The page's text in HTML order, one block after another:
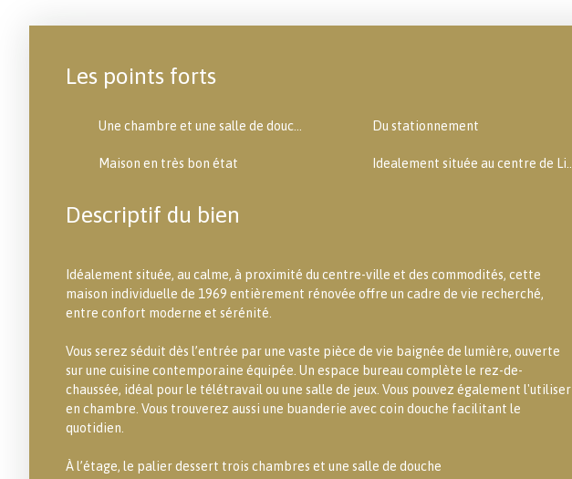
Les points forts
Du stationnement
Maison en très bon état
Descriptif du bien
Idéalement située, au calme, à proximité du centre-ville et des commodités, cette
maison individuelle de 1969 entièrement rénovée offre un cadre de vie recherché,
entre confort moderne et sérénité.
Vous serez séduit dès l’entrée par une vaste pièce de vie baignée de lumière, ouverte
sur une cuisine contemporaine équipée. Un espace bureau complète le rez-de-
chaussée, idéal pour le télétravail ou une salle de jeux. Vous pouvez également l'utiliser
en chambre. Vous trouverez aussi une buanderie avec coin douche facilitant le
quotidien.
À l’étage, le palier dessert trois chambres et une salle de douche